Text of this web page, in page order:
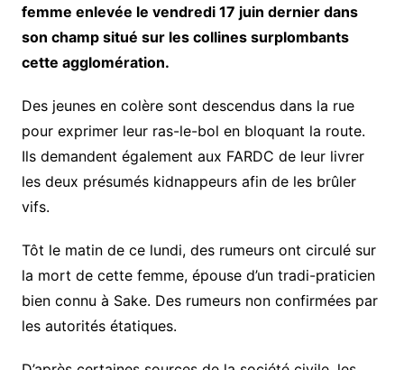
femme enlevée le vendredi 17 juin dernier dans
son champ situé sur les collines surplombants
cette agglomération.
Des jeunes en colère sont descendus dans la rue
pour exprimer leur ras-le-bol en bloquant la route.
Ils demandent également aux FARDC de leur livrer
les deux présumés kidnappeurs afin de les brûler
vifs.
Tôt le matin de ce lundi, des rumeurs ont circulé sur
la mort de cette femme, épouse d’un tradi-praticien
bien connu à Sake. Des rumeurs non confirmées par
les autorités étatiques.